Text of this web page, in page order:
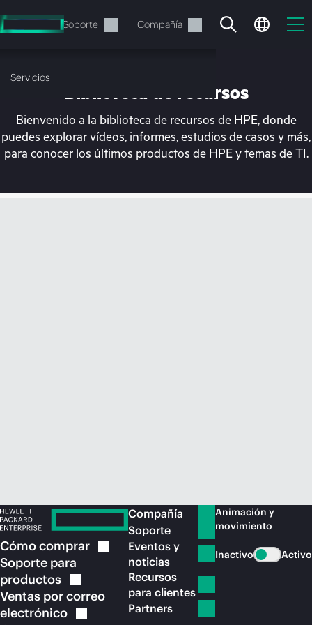
al
contenido
Soporte Compañía
Servicios
En estos momentos, tu
Biblioteca de recursos
Bienvenido a la biblioteca de recursos de HPE, donde
puedes explorar vídeos, informes, estudios de casos y más,
para conocer los últimos productos de HPE y temas de TI.
Cómocomprar
Soporte para
productos
Ventas por correo
electrónico
Compañía
Soporte
Eventos y
noticias
Recursos
para clientes
Partners
Animación y
movimiento
Inactivo Activo